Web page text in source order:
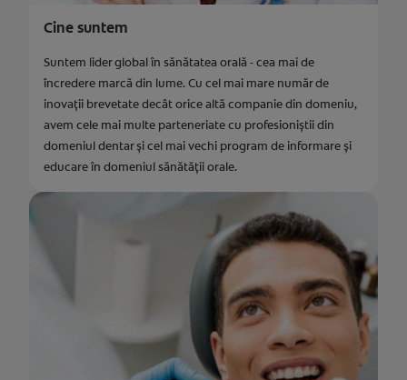
Cine suntem
Suntem lider global în sănătatea orală - cea mai de
încredere marcă din lume. Cu cel mai mare număr de
inovații brevetate decât orice altă companie din domeniu,
avem cele mai multe parteneriate cu profesioniștii din
domeniul dentar și cel mai vechi program de informare și
educare în domeniul sănătății orale.